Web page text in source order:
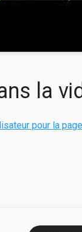
la
pour la